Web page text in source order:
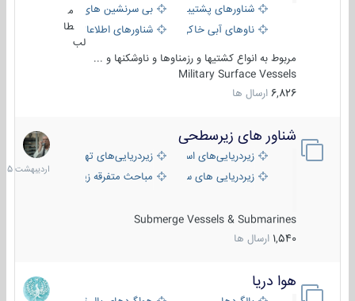
شناورهای پشتیبانی
بی سرنشین های دریایی
ناوهای آبی خاکی و نیروبرشناورهای اطلاعاتی و جاسوسی
طا
لب
مربوط به انواع کشتیها و رزمناوها و ناوشکنها و ...
Military Surface Vessels
6,826 ارسال ها
شناور های زیرسطحی
زیردریایی‌های استراتژیکزیردریایی‌های تهاجمی
زیردریایی های سبک
مباحث متفرقه زیرسطحی
Submerge Vessels & Submarines
1,540 ارسال ها
31
1405
هوا دریا
12
دی